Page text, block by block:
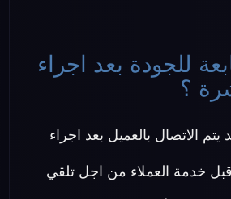
للجودة بعد اجراء
؟
الاتصال بالعميل بعد اجراء
خدمة العملاء من اجل تلقي